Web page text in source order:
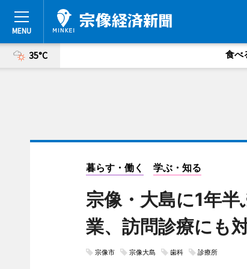
35°C 食べ
暮らす・働く 学ぶ・知る
宗像・大島に1年
業、訪問診療にも
宗像市 宗像大島 歯科 診療所